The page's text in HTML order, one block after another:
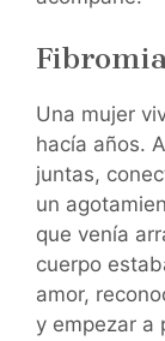
Una mujer
hacía años.
juntas,
un
que venía
cuerpo
amor,
y empezar a